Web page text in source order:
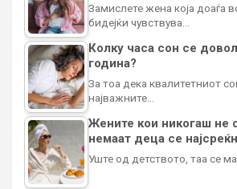
Замислете жена која доаѓа
бидејќи чувствува…
Колку часа сон се
година?
За тоа дека квалитетниот
најважните…
Жените кои никогаш не
немаат деца се
Уште од детството, таа се